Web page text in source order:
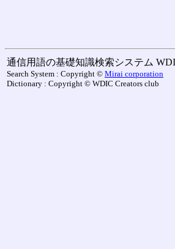
通信用語の基礎知識検索システム
Search System : Copyright © Mirai corporation
Dictionary : Copyright © WDIC Creators club